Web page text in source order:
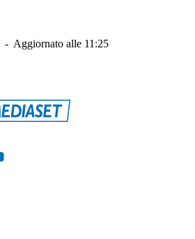
- Aggiornato alle 11:25